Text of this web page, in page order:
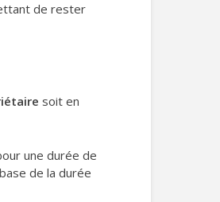
de rester
soit en
une durée de
de la durée